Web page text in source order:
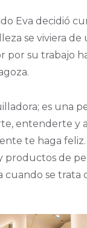
Eva decidió
se viviera de
por su trabajo
es una
entenderte y
te haga feliz.
productos de
se trata
una